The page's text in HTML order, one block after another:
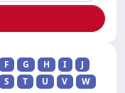
F G H I
J
S T U V
W